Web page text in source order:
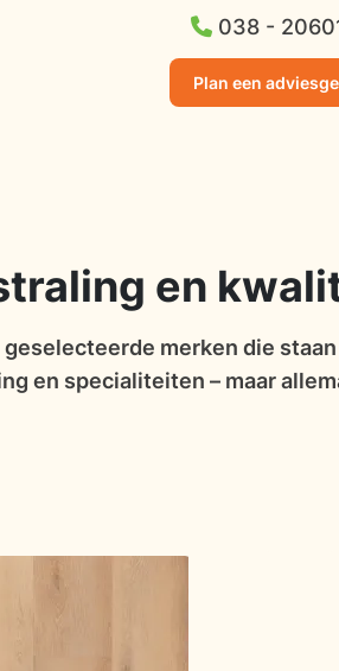
038 -
Plan een
en
merken die
en specialiteiten – maar